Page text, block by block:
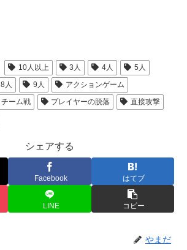
10人以上 3人 4人
5人
8人 9人
アクションゲーム
チーム戦 プレイヤーの脱落
直接攻撃
シェアする
Facebook はてブ
LINE コピー
やまだ